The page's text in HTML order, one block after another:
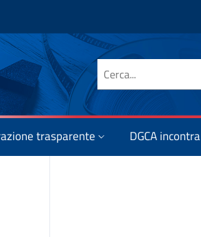
Cerca nel sito
trasparente DGCA incontra